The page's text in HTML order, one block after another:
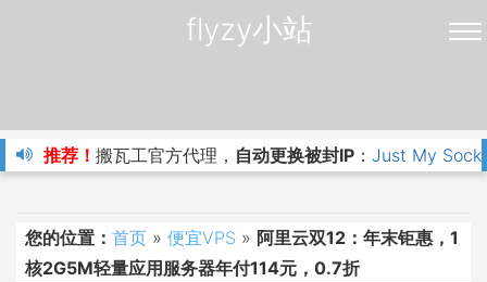
flyzy小站
推荐！ 搬瓦工官方代理， 自动更换被封IP ： Just My
您的位置： 首页 » 便宜VPS » 阿里云双12：年末钜惠，1
核2G5M轻量应用服务器年付114元，0.7折